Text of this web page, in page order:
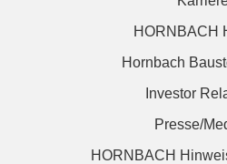
HORNBACH
Hornbach
Investor
Presse/
HORNBACH